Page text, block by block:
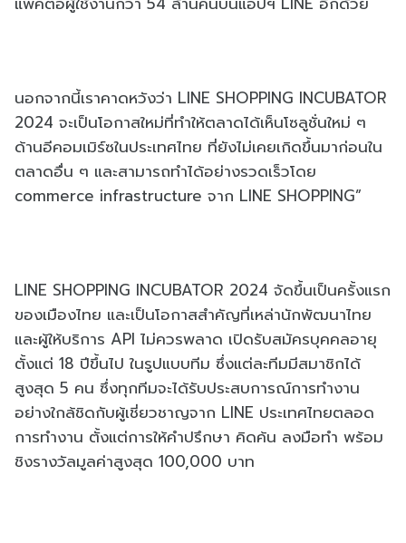
นอกจากนี้เราคาดหวังว่า LINE SHOPPING INCUBATOR
2024 จะเป็นโอกาสใหม่ที่ทำให้ตลาดได้เห็นโซลูชั่นใหม่ ๆ
ด้านอีคอมเมิร์ซในประเทศไทย ที่ยังไม่เคยเกิดขึ้นมาก่อนใน
ตลาดอื่น ๆ และสามารถทำได้อย่างรวดเร็วโดย
commerce infrastructure จาก LINE SHOPPING”
LINE SHOPPING INCUBATOR 2024 จัดขึ้นเป็นครั้งแรก
ของเมืองไทย และเป็นโอกาสสำคัญที่เหล่านักพัฒนาไทย
และผู้ให้บริการ API ไม่ควรพลาด เปิดรับสมัครบุคคลอายุ
ตั้งแต่ 18 ปีขึ้นไป ในรูปแบบทีม ซึ่งแต่ละทีมมีสมาชิกได้
สูงสุด 5 คน ซึ่งทุกทีมจะได้รับประสบการณ์การทำงาน
อย่างใกล้ชิดกับผู้เชี่ยวชาญจาก LINE ประเทศไทยตลอด
การทำงาน ตั้งแต่การให้คำปรึกษา คิดค้น ลงมือทำ พร้อม
ชิงรางวัลมูลค่าสูงสุด 100,000 บาท